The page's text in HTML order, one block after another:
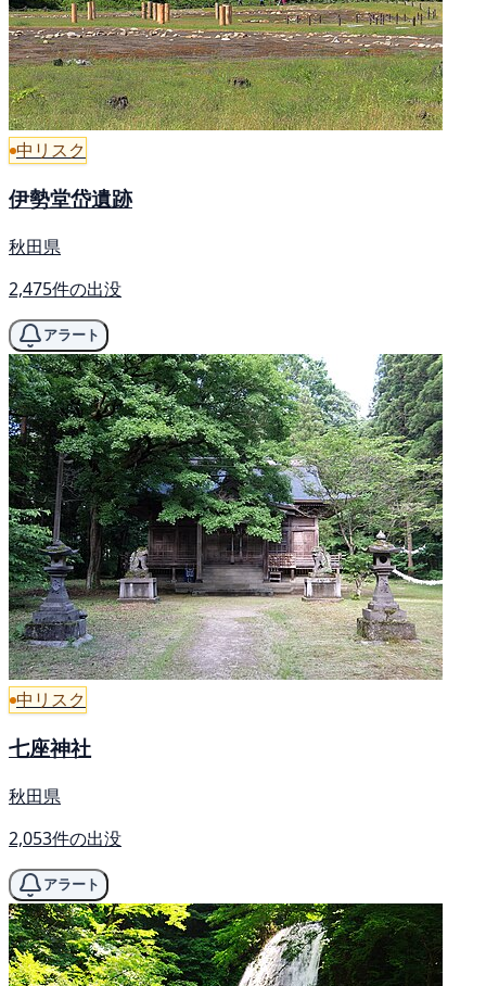
中リスク
伊勢堂岱遺跡
秋田県
2,475件の出没
アラート
中リスク
七座神社
秋田県
2,053件の出没
アラート